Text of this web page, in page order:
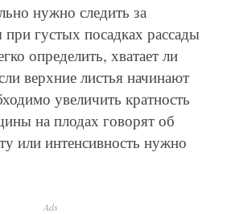
нужно следить за
густых посадках рассады
определить, хватает ли
верхние листья начинают
увеличить кратность
на плодах говорят об
или интенсивность нужно
Ads